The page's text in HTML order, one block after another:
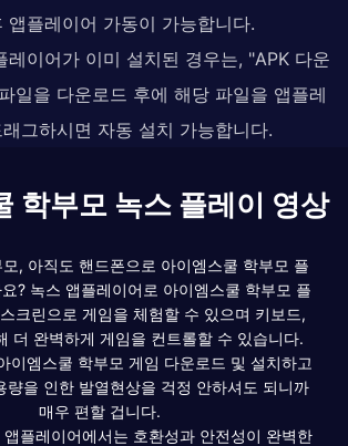
앱플레이어 가동이 가능합니다.
레이어가 이미 설치된 경우는, "APK 다운
일을 다운로드 후에 해당 파일을 앱플레
그하시면 자동 설치 가능합니다.
학부모 녹스 플레이 영상
, 아직도 핸드폰으로 아이엠스쿨 학부모 플
? 녹스 앱플레이어로 아이엠스쿨 학부모 플
크린으로 게임을 체험할 수 있으며 키보드,
더 완벽하게 게임을 컨트롤할 수 있습니다.
이엠스쿨 학부모 게임 다운로드 및 설치하고
량을 인한 발열현상을 걱정 안하셔도 되니까
매우 편할 겁니다.
플레이어에서는 호환성과 안전성이 완벽한